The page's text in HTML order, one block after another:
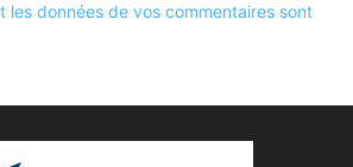
les données de vos commentaires sont